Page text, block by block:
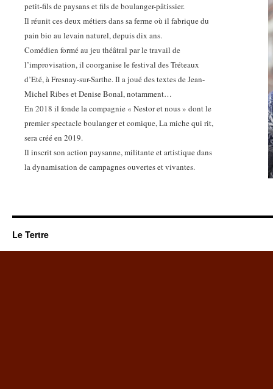
petit-fils de paysans et fils de boulanger-pâtissier.
Il réunit ces deux métiers dans sa ferme où il fabrique du
pain bio au levain naturel, depuis dix ans.
Comédien formé au jeu théâtral par le travail de
l’improvisation, il coorganise le festival des Tréteaux
d’Eté, à Fresnay-sur-Sarthe. Il a joué des textes de Jean-
Michel Ribes et Denise Bonal, notamment…
En 2018 il fonde la compagnie « Nestor et nous » dont le
premier spectacle boulanger et comique, La miche qui rit,
sera créé en 2019.
Il inscrit son action paysanne, militante et artistique dans
la dynamisation de campagnes ouvertes et vivantes.
Le Tertre